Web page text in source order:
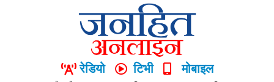
रेडियो टिभी मोबाइल